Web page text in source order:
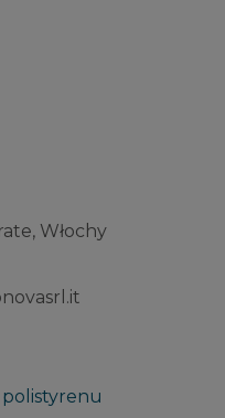
Włochy
polistyrenu